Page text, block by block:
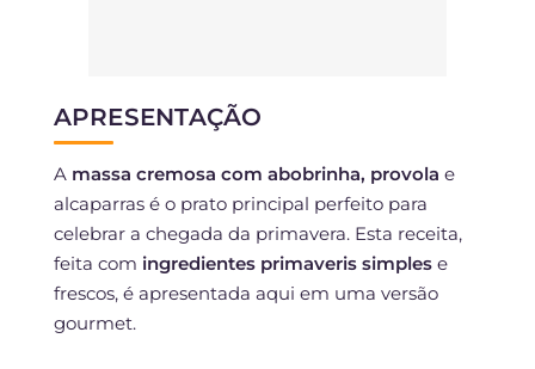
APRESENTAÇÃO
A massa cremosa com abobrinha, provola e
alcaparras é o prato principal perfeito para
celebrar a chegada da primavera. Esta receita,
feita com ingredientes primaveris simplese
frescos, é apresentada aqui em uma versão
gourmet.